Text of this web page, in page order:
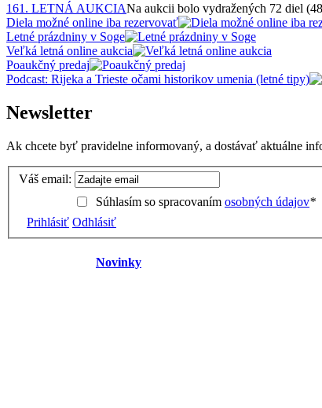
161. LETNÁ AUKCIANa aukcii bolo vydražených 72 diel
Diela možné online iba rezervovať
Letné prázdniny v Soge
Veľká letná online aukcia
Poaukčný predaj
Podcast: Rijeka a Trieste očami historikov umenia (letné tipy)
Newsletter
Ak chcete byť pravidelne informovaný, a dostávať aktuálne
Váš email:
Súhlasím so spracovaním osobných údajov*
Prihlásiť Odhlásiť
Novinky